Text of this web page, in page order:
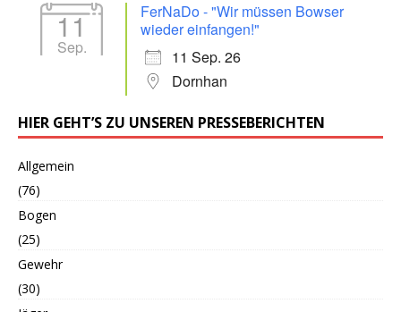
11
Sep.
FerNaDo - "Wir müssen Bowser
wieder einfangen!"
11 Sep. 26
Dornhan
HIER GEHT’S ZU UNSEREN PRESSEBERICHTEN
Allgemein
(76)
Bogen
(25)
Gewehr
(30)